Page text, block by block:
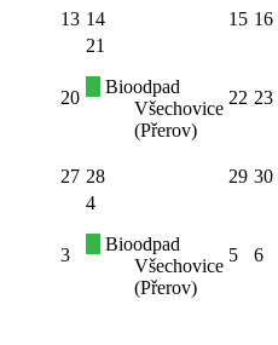
13 14 15 16
20
21
Bioodpad
Všechovice
(Přerov)
22 23
27 28 29 30
3
4
Bioodpad
Všechovice
(Přerov)
5 6